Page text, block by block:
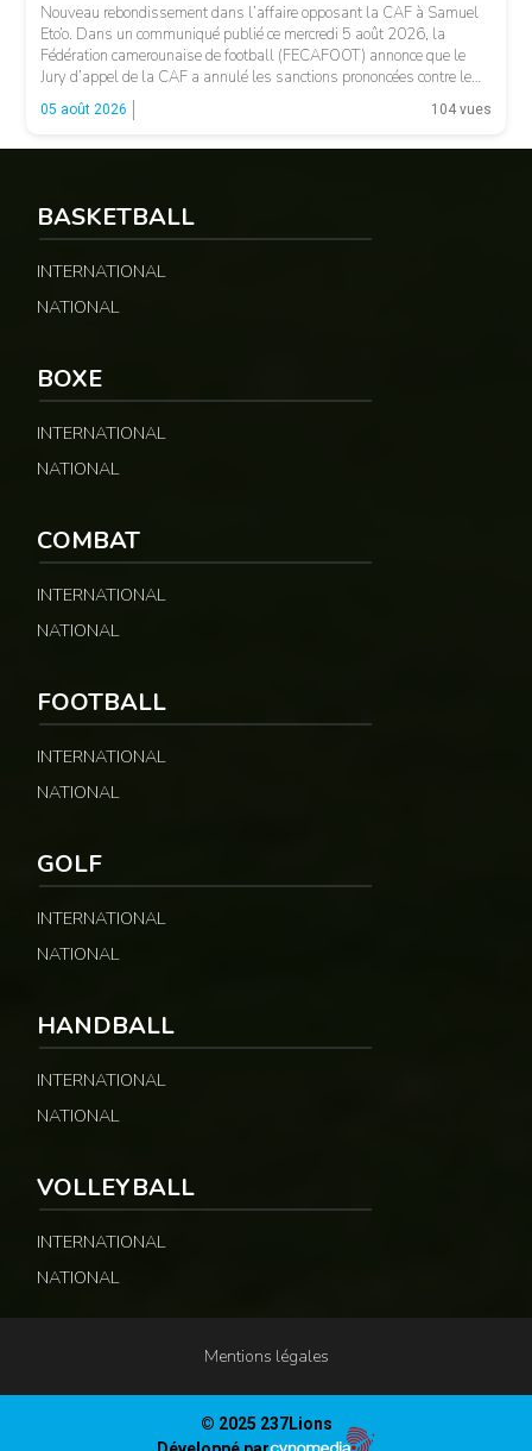
Nouveau rebondissement dans l’affaire opposant la CAF à Samuel
Eto’o. Dans un communiqué publié ce mercredi 5 août 2026, la
Fédération camerounaise de football (FECAFOOT) annonce que le
Jury d’appel de la CAF a annulé les sanctions prononcées contre le
président de la fédération camerounaise. Le dossier concernait les
incidents survenus lors du match Cameroun-Maroc […]
05 août 2026 104 vues
BASKETBALL
INTERNATIONAL
NATIONAL
BOXE
INTERNATIONAL
NATIONAL
COMBAT
INTERNATIONAL
NATIONAL
FOOTBALL
INTERNATIONAL
NATIONAL
GOLF
INTERNATIONAL
NATIONAL
HANDBALL
INTERNATIONAL
NATIONAL
VOLLEYBALL
INTERNATIONAL
NATIONAL
Mentions légales
© 2025 237Lions